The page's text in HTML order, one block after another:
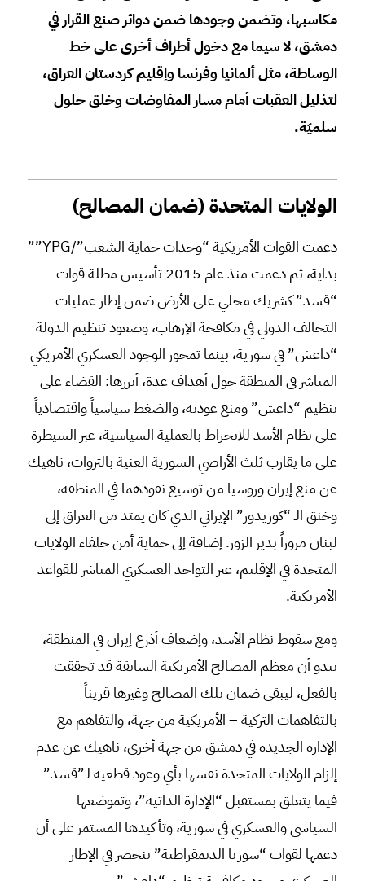
مكاسبها، وتضمن وجودها ضمن دوائر صنع القرار في
دمشق، لا سيما مع دخول أطراف أخرى على خط
الوساطة، مثل ألمانيا وفرنسا وإقليم كردستان العراق،
لتذليل العقبات أمام مسار المفاوضات وخلق حلول
سلميّة.
الولايات المتحدة (ضمان المصالح)
دعمت القوات الأمريكية “وحدات حماية الشعب”/YPG””
بداية، ثم دعمت منذ عام 2015 تأسيس مظلة قوات
“قسد” كشريك محلي على الأرض ضمن إطار عمليات
التحالف الدولي في مكافحة الإرهاب، وصعود تنظيم الدولة
“داعش” في سورية، بينما تمحور الوجود العسكري الأمريكي
المباشر في المنطقة حول أهداف عدة، أبرزها: القضاء على
تنظيم “داعش” ومنع عودته، والضغط سياسياً واقتصادياً
على نظام الأسد للانخراط بالعملية السياسية، عبر السيطرة
على ما يقارب ثلث الأراضي السورية الغنية بالثروات، ناهيك
عن منع إيران وروسيا من توسيع نفوذهما في المنطقة،
وخنق الـ “كوريدور” الإيراني الذي كان يمتد من العراق إلى
لبنان مروراً بدير الزور. إضافة إلى حماية أمن حلفاء الولايات
المتحدة في الإقليم، عبر التواجد العسكري المباشر للقواعد
الأمريكية.
ومع سقوط نظام الأسد، وإضعاف أذرع إيران في المنطقة،
يبدو أن معظم المصالح الأمريكية السابقة قد تحققت
بالفعل، ليبقى ضمان تلك المصالح وغيرها قريناً
بالتفاهمات التركية – الأمريكية من جهة، والتفاهم مع
الإدارة الجديدة في دمشق من جهة أخرى، ناهيك عن عدم
إلزام الولايات المتحدة نفسها بأي وعود قطعية لـ”قسد”
فيما يتعلق بمستقبل “الإدارة الذاتية”، وتموضعها
السياسي والعسكري في سورية، وتأكيدها المستمر على أن
دعمها لقوات “سوريا الديمقراطية” ينحصر في الإطار